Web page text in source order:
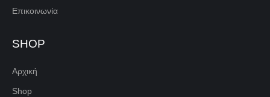
Επικοινωνία
SHOP
Αρχική
Shop